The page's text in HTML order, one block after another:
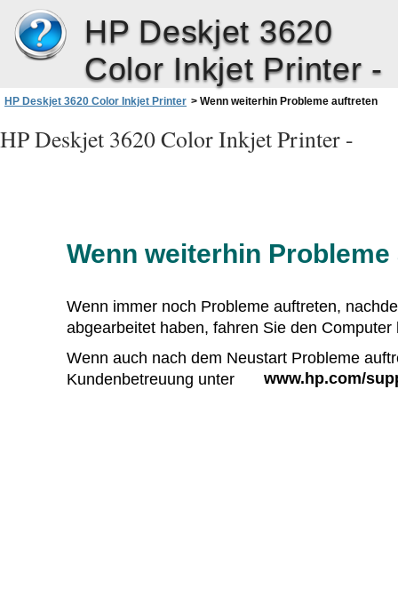
HP Deskjet 3620
Color Inkjet Printer -
HP Deskjet 3620 Color Inkjet Printer > Wenn weiterhin Probleme auftreten
HP Deskjet 3620 Color Inkjet Printer -
Wenn weiterhin
Wenn immer noch Probleme auftreten,
abgearbeitet haben, fahren Sie den
Wenn auch nach dem Neustart Probleme
Kundenbetreuung unter
www.hp.com/